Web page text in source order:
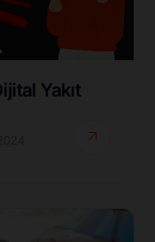
Yakıt